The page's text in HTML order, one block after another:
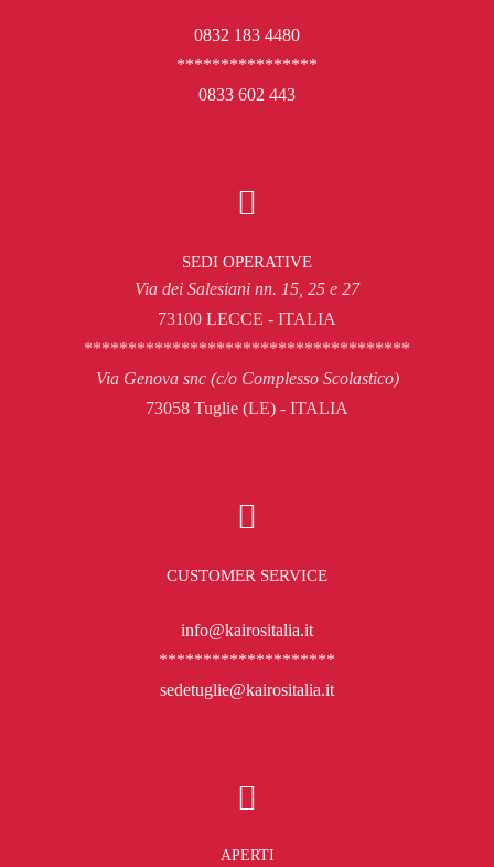
0832 183 4480
****************
0833 602 443
SEDI OPERATIVE
Via dei Salesiani nn. 15, 25 e 27
73100 LECCE - ITALIA
*************************************
Via Genova snc (c/o Complesso Scolastico)
73058 Tuglie (LE) - ITALIA
CUSTOMER SERVICE
info@kairositalia.it
********************
sedetuglie@kairositalia.it
APERTI